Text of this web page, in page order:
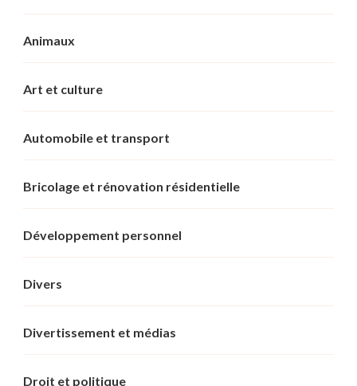
Animaux
Art et culture
Automobile et transport
Bricolage et rénovation résidentielle
Développement personnel
Divers
Divertissement et médias
Droit et politique